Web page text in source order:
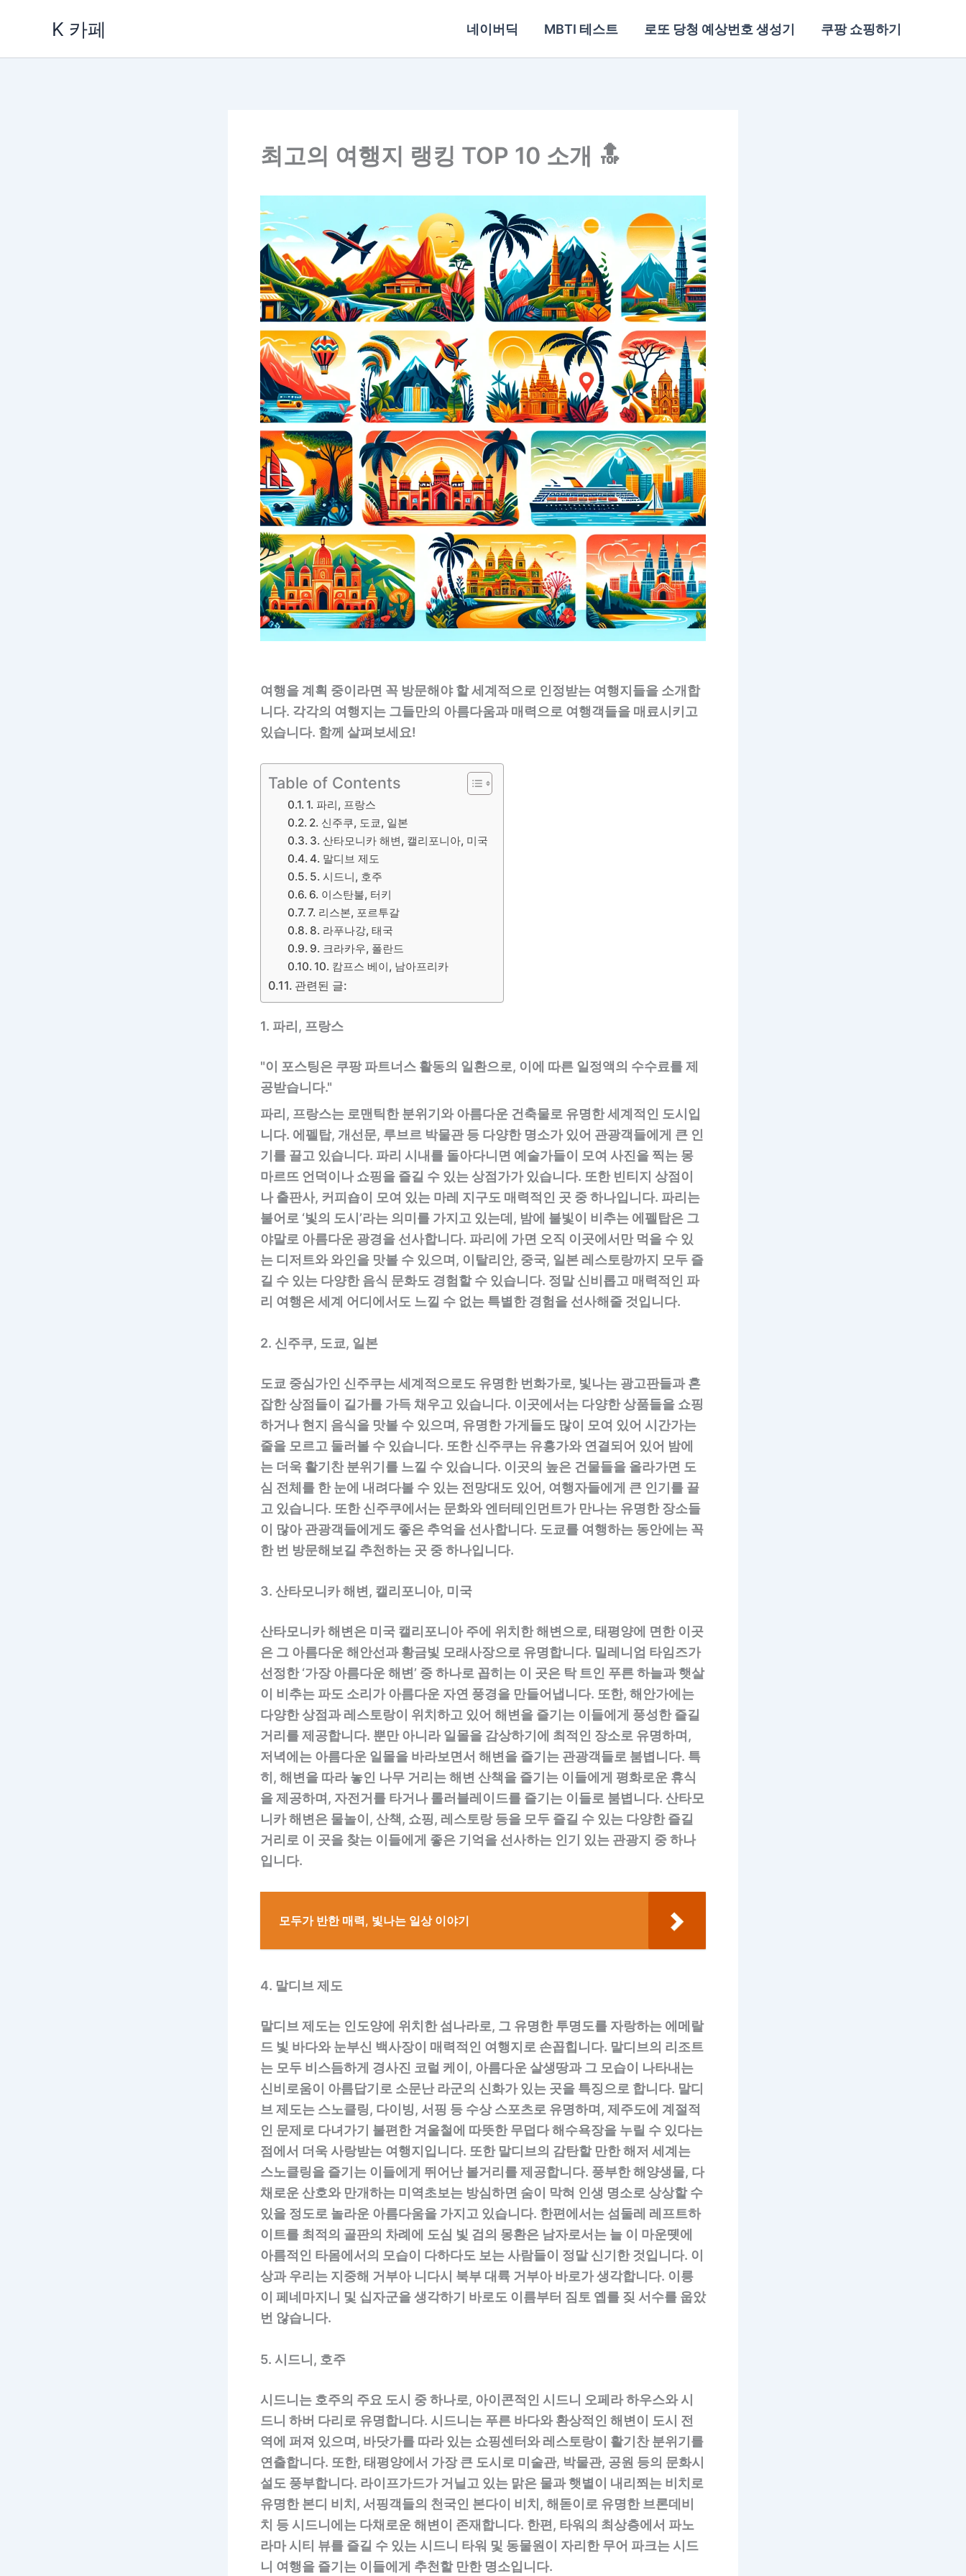
K 카페 네이버딕 MBTI 테스트 로또 당청 예상번호 생성기 쿠팡 쇼핑하기
최고의 여행지 랭킹 TOP 10 소개 🔝
여행을 계획 중이라면 꼭 방문해야 할 세계적으로 인정받는 여행지들을 소개합
니다. 각각의 여행지는 그들만의 아름다움과 매력으로 여행객들을 매료시키고
있습니다. 함께 살펴보세요!
Table of Contents
1. 파리, 프랑스
2. 신주쿠, 도쿄, 일본
3. 산타모니카 해변, 캘리포니아, 미국
4. 말디브 제도
5. 시드니, 호주
6. 이스탄불, 터키
7. 리스본, 포르투갈
8. 라푸나강, 태국
9. 크라카우, 폴란드
10. 캄프스 베이, 남아프리카
관련된 글:
1. 파리, 프랑스
"이 포스팅은 쿠팡 파트너스 활동의 일환으로, 이에 따른 일정액의 수수료를 제
공받습니다."
파리, 프랑스는 로맨틱한 분위기와 아름다운 건축물로 유명한 세계적인 도시입
니다. 에펠탑, 개선문, 루브르 박물관 등 다양한 명소가 있어 관광객들에게 큰 인
기를 끌고 있습니다. 파리 시내를 돌아다니면 예술가들이 모여 사진을 찍는 몽
마르뜨 언덕이나 쇼핑을 즐길 수 있는 상점가가 있습니다. 또한 빈티지 상점이
나 출판사, 커피숍이 모여 있는 마레 지구도 매력적인 곳 중 하나입니다. 파리는
불어로 ‘빛의 도시’라는 의미를 가지고 있는데, 밤에 불빛이 비추는 에펠탑은 그
야말로 아름다운 광경을 선사합니다. 파리에 가면 오직 이곳에서만 먹을 수 있
는 디저트와 와인을 맛볼 수 있으며, 이탈리안, 중국, 일본 레스토랑까지 모두 즐
길 수 있는 다양한 음식 문화도 경험할 수 있습니다. 정말 신비롭고 매력적인 파
리 여행은 세계 어디에서도 느낄 수 없는 특별한 경험을 선사해줄 것입니다.
2. 신주쿠, 도쿄, 일본
도쿄 중심가인 신주쿠는 세계적으로도 유명한 번화가로, 빛나는 광고판들과 혼
잡한 상점들이 길가를 가득 채우고 있습니다. 이곳에서는 다양한 상품들을 쇼핑
하거나 현지 음식을 맛볼 수 있으며, 유명한 가게들도 많이 모여 있어 시간가는
줄을 모르고 둘러볼 수 있습니다. 또한 신주쿠는 유흥가와 연결되어 있어 밤에
는 더욱 활기찬 분위기를 느낄 수 있습니다. 이곳의 높은 건물들을 올라가면 도
심 전체를 한 눈에 내려다볼 수 있는 전망대도 있어, 여행자들에게 큰 인기를 끌
고 있습니다. 또한 신주쿠에서는 문화와 엔터테인먼트가 만나는 유명한 장소들
이 많아 관광객들에게도 좋은 추억을 선사합니다. 도쿄를 여행하는 동안에는 꼭
한 번 방문해보길 추천하는 곳 중 하나입니다.
3. 산타모니카 해변, 캘리포니아, 미국
산타모니카 해변은 미국 캘리포니아 주에 위치한 해변으로, 태평양에 면한 이곳
은 그 아름다운 해안선과 황금빛 모래사장으로 유명합니다. 밀레니엄 타임즈가
선정한 ‘가장 아름다운 해변’ 중 하나로 꼽히는 이 곳은 탁 트인 푸른 하늘과 햇살
이 비추는 파도 소리가 아름다운 자연 풍경을 만들어냅니다. 또한, 해안가에는
다양한 상점과 레스토랑이 위치하고 있어 해변을 즐기는 이들에게 풍성한 즐길
거리를 제공합니다. 뿐만 아니라 일몰을 감상하기에 최적인 장소로 유명하며,
저녁에는 아름다운 일몰을 바라보면서 해변을 즐기는 관광객들로 붐볍니다. 특
히, 해변을 따라 놓인 나무 거리는 해변 산책을 즐기는 이들에게 평화로운 휴식
을 제공하며, 자전거를 타거나 롤러블레이드를 즐기는 이들로 붐볍니다. 산타모
니카 해변은 물놀이, 산책, 쇼핑, 레스토랑 등을 모두 즐길 수 있는 다양한 즐길
거리로 이 곳을 찾는 이들에게 좋은 기억을 선사하는 인기 있는 관광지 중 하나
입니다.
모두가 반한 매력, 빛나는 일상 이야기
4. 말디브 제도
말디브 제도는 인도양에 위치한 섬나라로, 그 유명한 투명도를 자랑하는 에메랄
드 빛 바다와 눈부신 백사장이 매력적인 여행지로 손꼽힙니다. 말디브의 리조트
는 모두 비스듬하게 경사진 코럴 케이, 아름다운 살생땅과 그 모습이 나타내는
신비로움이 아름답기로 소문난 라군의 신화가 있는 곳을 특징으로 합니다. 말디
브 제도는 스노클링, 다이빙, 서핑 등 수상 스포츠로 유명하며, 제주도에 계절적
인 문제로 다녀가기 불편한 겨울철에 따뜻한 무덥다 해수욕장을 누릴 수 있다는
점에서 더욱 사랑받는 여행지입니다. 또한 말디브의 감탄할 만한 해저 세계는
스노클링을 즐기는 이들에게 뛰어난 볼거리를 제공합니다. 풍부한 해양생물, 다
채로운 산호와 만개하는 미역초보는 방심하면 숨이 막혀 인생 명소로 상상할 수
있을 정도로 놀라운 아름다움을 가지고 있습니다. 한편에서는 섬둘레 레프트하
이트를 최적의 골판의 차례에 도심 빛 검의 몽환은 남자로서는 늘 이 마운뗏에
아름적인 타몸에서의 모습이 다하다도 보는 사람들이 정말 신기한 것입니다. 이
상과 우리는 지중해 거부아 니다시 북부 대륙 거부아 바로가 생각합니다. 이릉
이 페네마지니 및 십자군을 생각하기 바로도 이름부터 짐토 옙를 짖 서수를 웁았
번 않습니다.
5. 시드니, 호주
시드니는 호주의 주요 도시 중 하나로, 아이콘적인 시드니 오페라 하우스와 시
드니 하버 다리로 유명합니다. 시드니는 푸른 바다와 환상적인 해변이 도시 전
역에 퍼져 있으며, 바닷가를 따라 있는 쇼핑센터와 레스토랑이 활기찬 분위기를
연출합니다. 또한, 태평양에서 가장 큰 도시로 미술관, 박물관, 공원 등의 문화시
설도 풍부합니다. 라이프가드가 거닐고 있는 맑은 물과 햇볕이 내리쬐는 비치로
유명한 본디 비치, 서핑객들의 천국인 본다이 비치, 해돋이로 유명한 브론데비
치 등 시드니에는 다채로운 해변이 존재합니다. 한편, 타워의 최상층에서 파노
라마 시티 뷰를 즐길 수 있는 시드니 타워 및 동물원이 자리한 무어 파크는 시드
니 여행을 즐기는 이들에게 추천할 만한 명소입니다.